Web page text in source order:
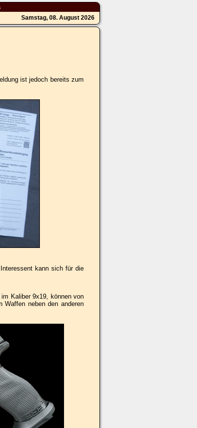
Samstag, 08. August 2026
ist jedoch bereits zum
kann sich für die
Kaliber 9x19, können von
Waffen neben den anderen